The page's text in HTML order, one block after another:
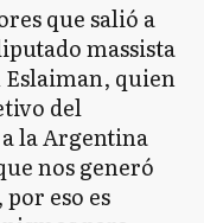
que salió a
massista
Eslaiman, quien
del
la Argentina
nos generó
eso es